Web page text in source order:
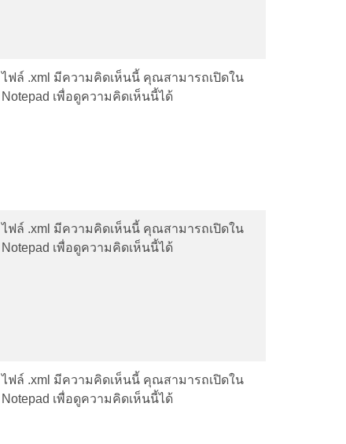
ไฟล์ .xml มีความคิดเห็นนี้ คุณสามารถเปิดใน
Notepad เพื่อดูความคิดเห็นนี้ได้
ไฟล์ .xml มีความคิดเห็นนี้ คุณสามารถเปิดใน
Notepad เพื่อดูความคิดเห็นนี้ได้
ไฟล์ .xml มีความคิดเห็นนี้ คุณสามารถเปิดใน
Notepad เพื่อดูความคิดเห็นนี้ได้